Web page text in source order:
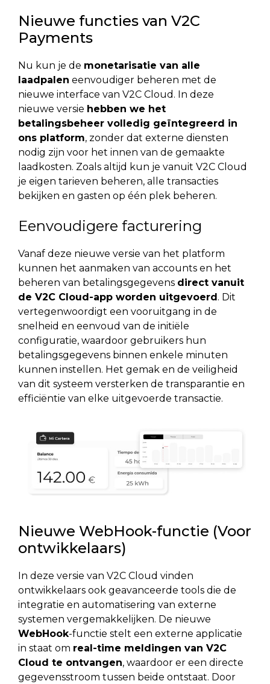
Nieuwe functies van V2C
Payments
Nu kun je de monetarisatie van alle
laadpalen eenvoudiger beheren met de
nieuwe interface van V2C Cloud. In deze
nieuwe versie hebben we het
betalingsbeheer volledig geïntegreerd in
ons platform, zonder dat externe diensten
nodig zijn voor het innen van de gemaakte
laadkosten. Zoals altijd kun je vanuit V2C Cloud
je eigen tarieven beheren, alle transacties
bekijken en gasten op één plek beheren.
Eenvoudigere facturering
Vanaf deze nieuwe versie van het platform
kunnen het aanmaken van accounts en het
beheren van betalingsgegevens direct vanuit
de V2C Cloud-app worden uitgevoerd. Dit
vertegenwoordigt een vooruitgang in de
snelheid en eenvoud van de initiële
configuratie, waardoor gebruikers hun
betalingsgegevens binnen enkele minuten
kunnen instellen. Het gemak en de veiligheid
van dit systeem versterken de transparantie en
efficiëntie van elke uitgevoerde transactie.
Nieuwe WebHook-functie (Voor
ontwikkelaars)
In deze versie van V2C Cloud vinden
ontwikkelaars ook geavanceerde tools die de
integratie en automatisering van externe
systemen vergemakkelijken. De nieuwe
WebHook-functie stelt een externe applicatie
in staat om real-time meldingen van V2C
Cloud te ontvangen, waardoor er een directe
gegevensstroom tussen beide ontstaat. Door